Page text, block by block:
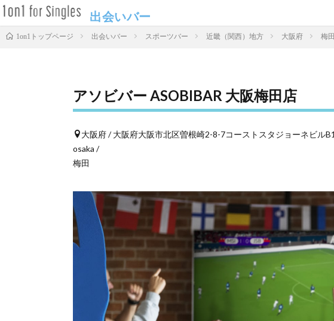
出会いバー
1on1トップページ 出会いバー スポーツバー 近畿（関西）地方 大阪府 梅
アソビバー ASOBIBAR 大阪梅田店
大阪府 / 大阪府大阪市北区曽根崎2-8-7コーストスタジョーネビル
osaka /
梅田